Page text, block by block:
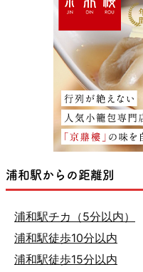
浦和駅からの距離別
浦和駅チカ（5分以内）
浦和駅徒歩10分以内
浦和駅徒歩15分以内